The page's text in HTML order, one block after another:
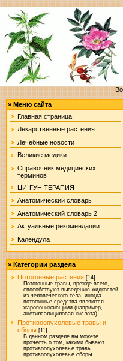
» Меню сайта
Главная страница
Лекарственные растения
Лечебные новости
Великие медики
Справочник медицинских
терминов
ЦИ-ГУН ТЕРАПИЯ
Анатомический словарь
Анатомический словарь 2
Актуальные рекомендации
Календула
» Категории раздела
Потогонные растения [14]
Потогонные травы, прежде всего,
способствуют выведению жидкостей
из человеческого тела, иногда
потогонные средства являются
жаропонижающими (например,
ацетилсалициловая кислота).
Противоопухолевые травы и
сборы [11]
В данном разделе вы можете
прочесть о том, какими бывают
противоопухолевые травы,
противоопухолевые сборы